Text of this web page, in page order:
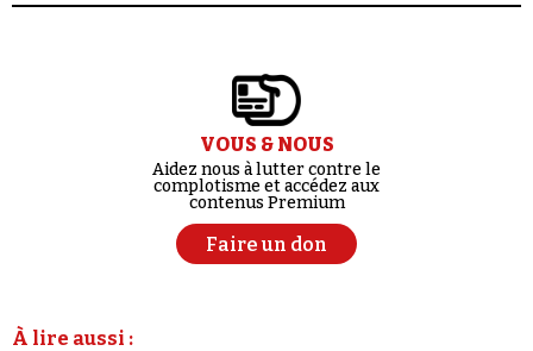
VOUS & NOUS
Aidez nous à lutter contre le
complotisme et accédez aux
contenus Premium
Faire un don
À lire aussi :